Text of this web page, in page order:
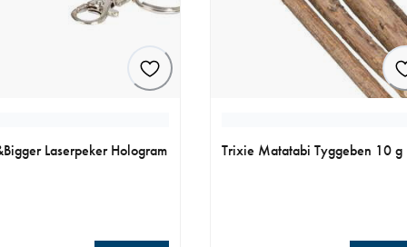
Laserpeker Hologram Trixie Matatabi Tyggeben 10 g